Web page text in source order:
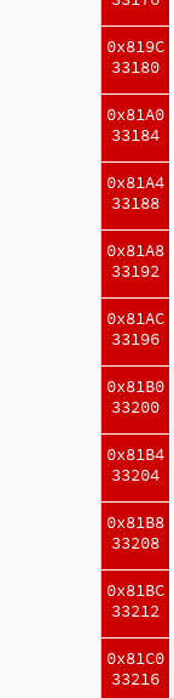
0x819C
33180
0x81A0
33184
0x81A4
33188
0x81A8
33192
0x81AC
33196
0x81B0
33200
0x81B4
33204
0x81B8
33208
0x81BC
33212
0x81C0
33216